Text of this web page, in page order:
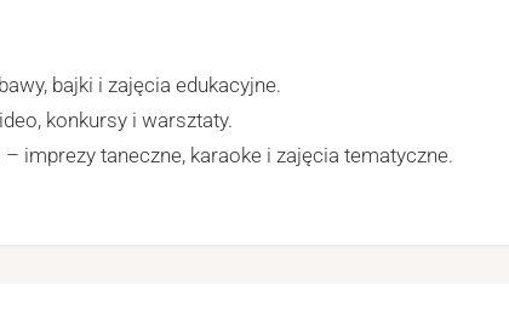
bajki i zajęcia edukacyjne.
konkursy i warsztaty.
– imprezy taneczne, karaoke i zajęcia tematyczne.